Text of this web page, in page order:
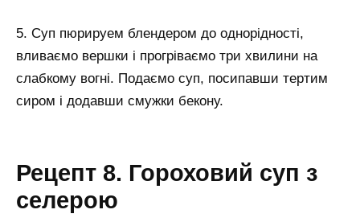
5. Суп пюрируем блендером до однорідності,
вливаємо вершки і прогріваємо три хвилини на
слабкому вогні. Подаємо суп, посипавши тертим
сиром і додавши смужки бекону.
Рецепт 8. Гороховий суп з
селерою